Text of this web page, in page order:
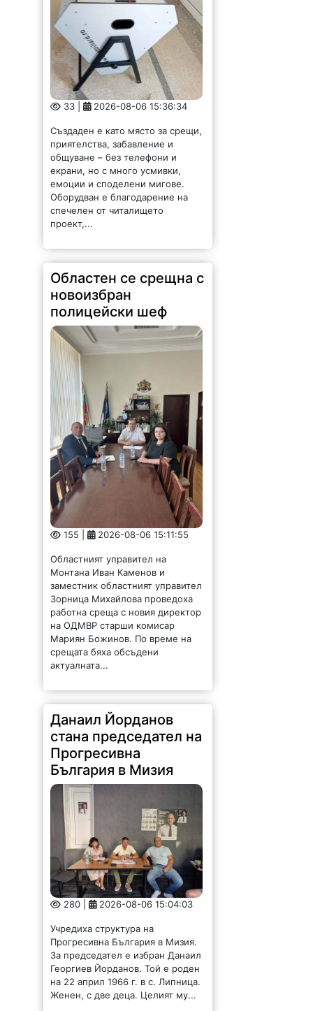
33 | 2026-08-06 15:36:34
Създаден е като място за срещи,
приятелства, забавление и
общуване – без телефони и
екрани, но с много усмивки,
емоции и споделени мигове.
Оборудван е благодарение на
спечелен от читалището
Областен се срещна с
новоизбран
полицейски шеф
155 | 2026-08-06 15:11:55
Областният управител на
Монтана Иван Каменов и
заместник областният управител
Зорница Михайлова проведоха
работна среща с новия директор
на ОДМВР старши комисар
Мариян Божинов. По време на
срещата бяха обсъдени
актуалната...
Данаил Йорданов
стана председател на
Прогресивна
България в Мизия
280 | 2026-08-06 15:04:03
Учредиха структура на
Прогресивна България в Мизия.
За председател е избран Данаил
Георгиев Йорданов. Той е роден
на 22 април 1966 г. в с. Липница.
Женен, с две деца. Целият му...